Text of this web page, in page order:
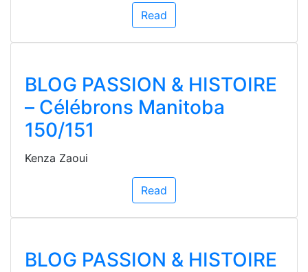
Read
BLOG PASSION & HISTOIRE
– Célébrons Manitoba
150/151
Kenza Zaoui
Read
BLOG PASSION & HISTOIRE